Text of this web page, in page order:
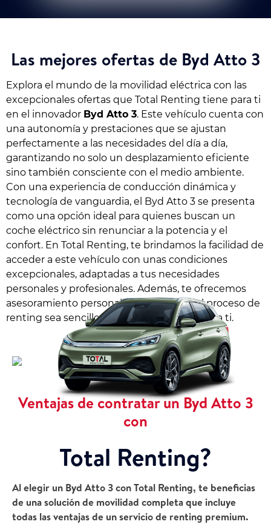
Las mejores ofertas de Byd Atto 3
Explora el mundo de la movilidad eléctrica con las
excepcionales ofertas que Total Renting tiene para ti
en el innovador Byd Atto 3. Este vehículo cuenta con
una autonomía y prestaciones que se ajustan
perfectamente a las necesidades del día a día,
garantizando no solo un desplazamiento eficiente
sino también consciente con el medio ambiente.
Con una experiencia de conducción dinámica y
tecnología de vanguardia, el Byd Atto 3 se presenta
como una opción ideal para quienes buscan un
coche eléctrico sin renunciar a la potencia y el
confort. En Total Renting, te brindamos la facilidad de
acceder a este vehículo con unas condiciones
excepcionales, adaptadas a tus necesidades
personales y profesionales. Además, te ofrecemos
asesoramiento personalizado para que el proceso de
renting sea sencillo y totalmente adaptado a ti.
Ventajas de contratar un Byd Atto 3
con
Total Renting?
Al elegir un Byd Atto 3 con Total Renting, te beneficias
de una solución de movilidad completa que incluye
todas las ventajas de un servicio de renting premium.